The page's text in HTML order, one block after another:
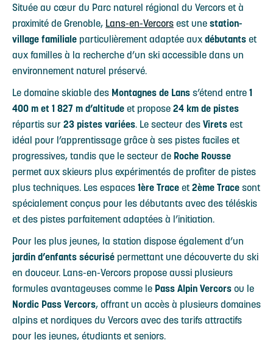
Située au cœur du Parc naturel régional du Vercors et à
proximité de Grenoble, Lans-en-Vercors est une station-
village familiale particulièrement adaptée aux débutants et
aux familles à la recherche d’un ski accessible dans un
environnement naturel préservé.
Le domaine skiable des Montagnes de Lans s’étend entre 1
400 m et 1 827 m d’altitude et propose 24 km de pistes
répartis sur 23 pistes variées. Le secteur des Virets est
idéal pour l’apprentissage grâce à ses pistes faciles et
progressives, tandis que le secteur de Roche Rousse
permet aux skieurs plus expérimentés de profiter de pistes
plus techniques. Les espaces 1ère Trace et 2ème Trace sont
spécialement conçus pour les débutants avec des téléskis
et des pistes parfaitement adaptées à l’initiation.
Pour les plus jeunes, la station dispose également d’un
jardin d’enfants sécurisé permettant une découverte du ski
en douceur. Lans-en-Vercors propose aussi plusieurs
formules avantageuses comme le Pass Alpin Vercors ou le
Nordic Pass Vercors, offrant un accès à plusieurs domaines
alpins et nordiques du Vercors avec des tarifs attractifs
pour les jeunes, étudiants et seniors.